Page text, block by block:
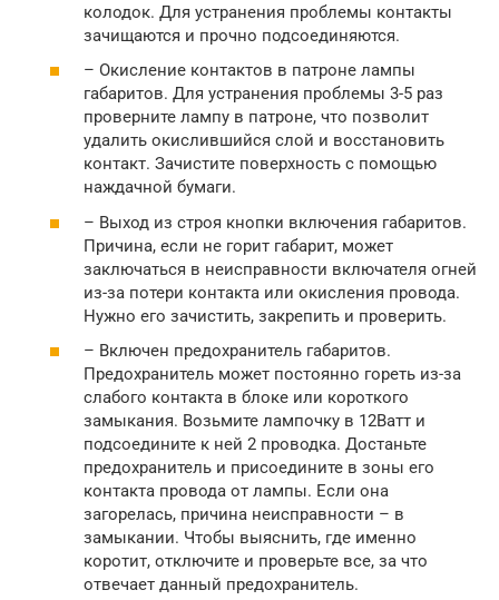
колодок. Для устранения проблемы контакты
зачищаются и прочно подсоединяются.
– Окисление контактов в патроне лампы
габаритов. Для устранения проблемы 3-5 раз
проверните лампу в патроне, что позволит
удалить окислившийся слой и восстановить
контакт. Зачистите поверхность с помощью
наждачной бумаги.
– Выход из строя кнопки включения габаритов.
Причина, если не горит габарит, может
заключаться в неисправности включателя огней
из-за потери контакта или окисления провода.
Нужно его зачистить, закрепить и проверить.
– Включен предохранитель габаритов.
Предохранитель может постоянно гореть из-за
слабого контакта в блоке или короткого
замыкания. Возьмите лампочку в 12Ватт и
подсоедините к ней 2 проводка. Достаньте
предохранитель и присоедините в зоны его
контакта провода от лампы. Если она
загорелась, причина неисправности – в
замыкании. Чтобы выяснить, где именно
коротит, отключите и проверьте все, за что
отвечает данный предохранитель.